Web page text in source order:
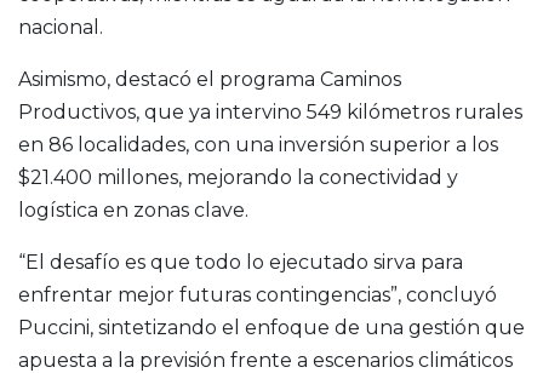
nacional.
Asimismo, destacó el programa Caminos
Productivos, que ya intervino 549 kilómetros rurales
en 86 localidades, con una inversión superior a los
$21.400 millones, mejorando la conectividad y
logística en zonas clave.
“El desafío es que todo lo ejecutado sirva para
enfrentar mejor futuras contingencias”, concluyó
Puccini, sintetizando el enfoque de una gestión que
apuesta a la previsión frente a escenarios climáticos